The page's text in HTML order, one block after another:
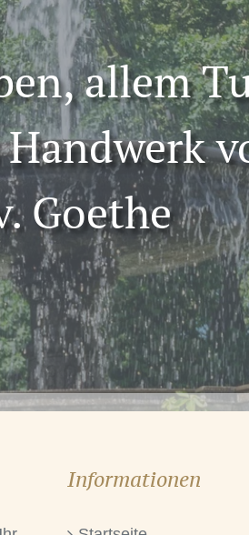
allem
Goethe
Informationen